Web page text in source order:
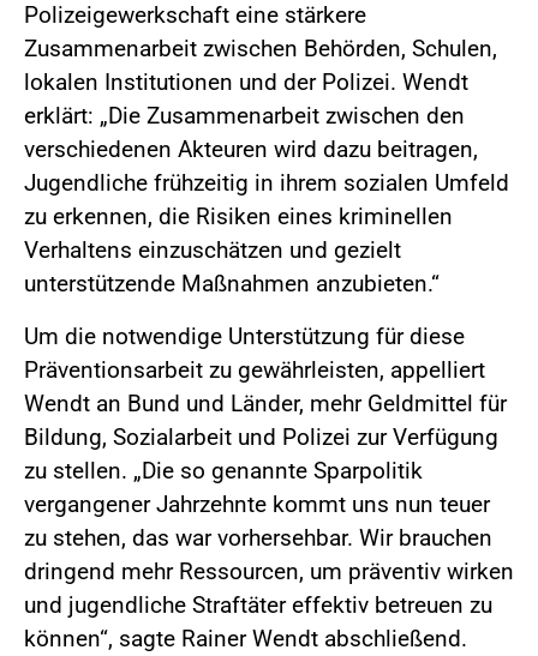
Polizeigewerkschaft eine stärkere
Zusammenarbeit zwischen Behörden, Schulen,
lokalen Institutionen und der Polizei. Wendt
erklärt: „Die Zusammenarbeit zwischen den
verschiedenen Akteuren wird dazu beitragen,
Jugendliche frühzeitig in ihrem sozialen Umfeld
zu erkennen, die Risiken eines kriminellen
Verhaltens einzuschätzen und gezielt
unterstützende Maßnahmen anzubieten.“
Um die notwendige Unterstützung für diese
Präventionsarbeit zu gewährleisten, appelliert
Wendt an Bund und Länder, mehr Geldmittel für
Bildung, Sozialarbeit und Polizei zur Verfügung
zu stellen. „Die so genannte Sparpolitik
vergangener Jahrzehnte kommt uns nun teuer
zu stehen, das war vorhersehbar. Wir brauchen
dringend mehr Ressourcen, um präventiv wirken
und jugendliche Straftäter effektiv betreuen zu
können“, sagte Rainer Wendt abschließend.